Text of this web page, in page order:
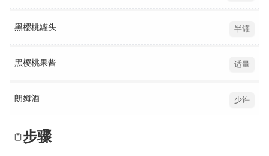
黑樱桃罐头 半罐
黑樱桃果酱 适量
朗姆酒 少许
步骤